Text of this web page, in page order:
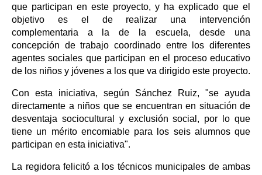
que participan en este proyecto, y ha explicado que el
objetivo es el de realizar una intervención
complementaria a la de la escuela, desde una
concepción de trabajo coordinado entre los diferentes
agentes sociales que participan en el proceso educativo
de los niños y jóvenes a los que va dirigido este proyecto.
Con esta iniciativa, según Sánchez Ruiz, "se ayuda
directamente a niños que se encuentran en situación de
desventaja sociocultural y exclusión social, por lo que
tiene un mérito encomiable para los seis alumnos que
participan en esta iniciativa".
La regidora felicitó a los técnicos municipales de ambas